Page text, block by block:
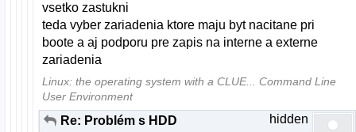
vsetko zastukni
teda vyber zariadenia ktore maju byt nacitane pri
boote a aj podporu pre zapis na interne a externe
zariadenia
Linux: the operating system with a CLUE... Command Line
User Environment
Re: Problém s HDD hidden